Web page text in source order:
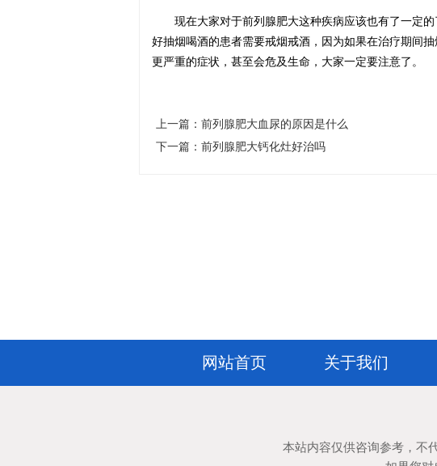
现在大家对于前列腺肥大这种疾病应该也有了一定
好抽烟喝酒的患者需要戒烟戒酒，因为如果在治疗期间
更严重的症状，甚至会危及生命，大家一定要注意了。
上一篇： 前列腺肥大血尿的原因是什么
下一篇： 前列腺肥大钙化灶好治吗
网站首页 关于我们
本站内容仅供咨询参考，不